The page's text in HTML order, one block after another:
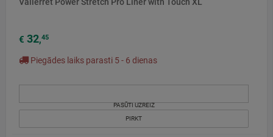
€ 32,45
Piegādes laiks parasti 5 - 6 dienas
PASŪTI UZREIZ
PIRKT